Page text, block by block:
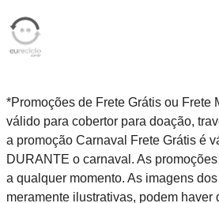
*Promoções de Frete Grátis ou Frete
válido para cobertor para doação,
a promoção Carnaval Frete Grátis é
DURANTE o carnaval. As
a qualquer momento. As imagens
meramente ilustrativas, podem haver